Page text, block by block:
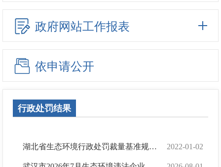
政府网站工作报表
依申请公开
行政处罚结果
湖北省生态环境行政处罚裁量基准规定（2021 年修订版） 2022-01-02